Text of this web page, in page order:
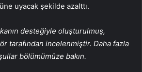
uyacak şekilde azalttı.
desteğiyle oluşturulmuş,
tarafından incelenmiştir. Daha fazla
bölümümüze bakın.